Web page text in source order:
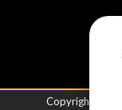
Copyright ©